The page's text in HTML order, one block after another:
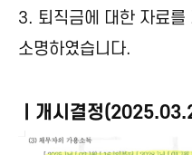
3. 퇴직금에 대한 자료를
소명하였습니다.
ㅣ개시결정